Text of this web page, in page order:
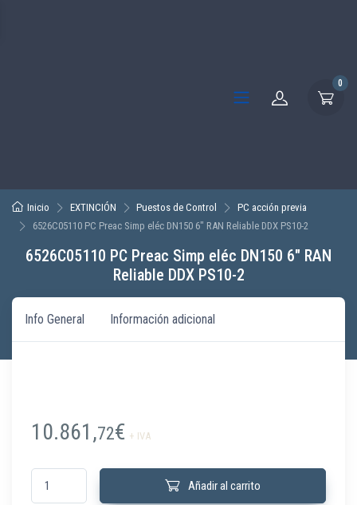
0
Inicio EXTINCIÓN Puestos de Control
PC acción previa
6526C05110 PC Preac Simp eléc DN150 6″ RAN Reliable DDX PS10-2
6526C05110 PC Preac Simp eléc DN150 6″ RAN
Reliable DDX PS10-2
Info General Información adicional
10.861,72€ + IVA
6526C05110 PC Preac Simp eléc DN150 6" RAN Reliable DDX PS10-2
Añadir al carrito